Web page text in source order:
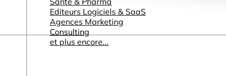
Editeurs Logiciels & SaaS
Agences Marketing
Consulting
et plus encore...